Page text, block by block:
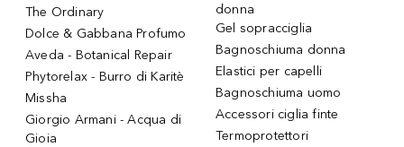
The Ordinary
Dolce & Gabbana Profumo
Aveda - Botanical Repair
Phytorelax - Burro di Karitè
Missha
Giorgio Armani - Acqua di
Gioia
donna
Gel sopracciglia
Bagnoschiuma donna
Elastici per capelli
Bagnoschiuma uomo
Accessori ciglia finte
Termoprotettori